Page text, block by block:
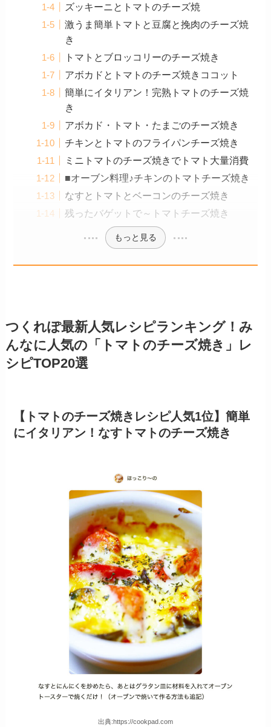
ズッキーニとトマトのチーズ焼
激うま簡単トマトと豆腐と挽肉のチーズ焼
き
トマトとブロッコリーのチーズ焼き
アボカドとトマトのチーズ焼きココット
簡単にイタリアン！完熟トマトのチーズ焼
き
アボカド・トマト・たまごのチーズ焼き
チキンとトマトのフライパンチーズ焼き
ミニトマトのチーズ焼きでトマト大量消費
■オーブン料理♪チキンのトマトチーズ焼き
なすとトマトとベーコンのチーズ焼き
残ったバゲットで～トマトチーズ焼き
もっと見る
つくれぽ最新人気レシピランキング！み
んなに人気の「トマトのチーズ焼き」レ
シピTOP20選
【トマトのチーズ焼きレシピ人気1位】簡単
にイタリアン！なすトマトのチーズ焼き
出典:https://cookpad.com